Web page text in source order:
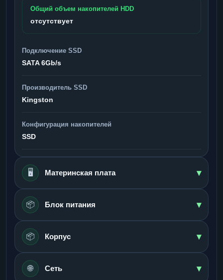
Общий объем накопителей HDD
отсутствует
Подключение SSD
SATA 6Gb/s
Производитель SSD
Kingston
Конфигурация накопителей
SSD
🖥️ Материнская плата ▾
📦 Блок питания ▾
📦 Корпус ▾
🌐 Сеть ▾